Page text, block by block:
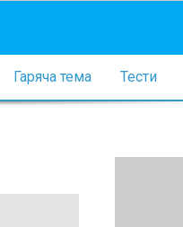
Гаряча тема Тести